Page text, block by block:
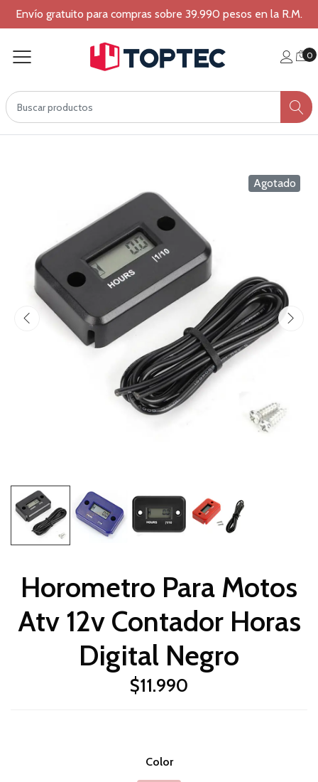
Envío gratuito para compras sobre 39.990 pesos en la R.M.
0
Agotado
Horometro Para Motos
Atv 12v Contador Horas
Digital Negro
$11.990
Color